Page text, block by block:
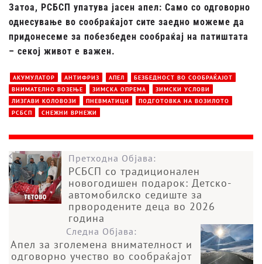
Затоа, РСБСП упатува јасен апел: Само со одговорно
однесување во сообраќајот сите заедно можеме да
придонесеме за побезбеден сообраќај на патиштата
– секој живот е важен.
АКУМУЛАТОР АНТИФРИЗ АПЕЛ
БЕЗБЕДНОСТ ВО СООБРАЌАЈОТ
ВНИМАТЕЛНО ВОЗЕЊЕ
ЗИМСКА ОПРЕМА
ЗИМСКИ УСЛОВИ
ЛИЗГАВИ КОЛОВОЗИ
ПНЕВМАТИЦИ
ПОДГОТОВКА НА ВОЗИЛОТО
РСБСП
СНЕЖНИ ВРНЕЖИ
Претходна Објава:
РСБСП со традиционален
новогодишен подарок: Детско-
автомобилско седиште за
првородените деца во 2026
година
Следна Објава:
Апел за зголемена внимателност и
одговорно учество во сообраќајот